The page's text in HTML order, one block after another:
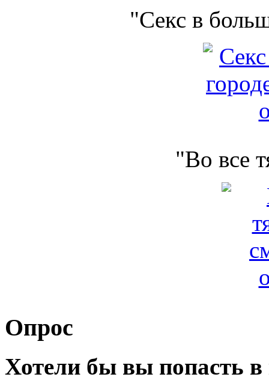
"Секс в
"Во все
Опрос
Хотели бы вы попасть